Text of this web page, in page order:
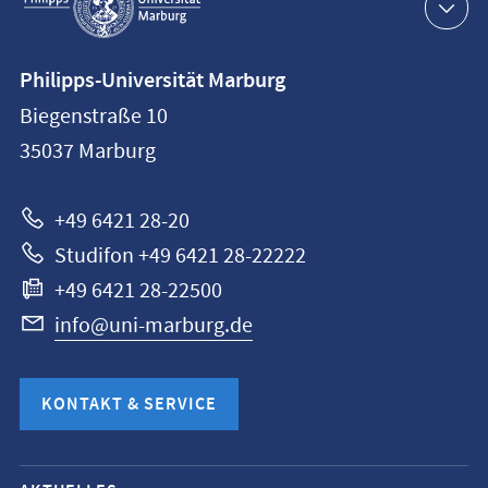
Navigation
Philipps-
Universität
Marburg
Philipps-Universität Marburg
Biegenstraße 10
35037 Marburg
+49 6421 28-20
Studifon +49 6421 28-22222
+49 6421 28-22500
info@uni-marburg.de
KONTAKT & SERVICE
Mobile-